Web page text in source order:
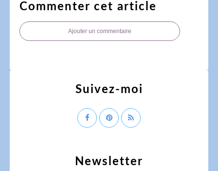
Commenter cet article
Ajouter un commentaire
Newsletter
Suivez-moi